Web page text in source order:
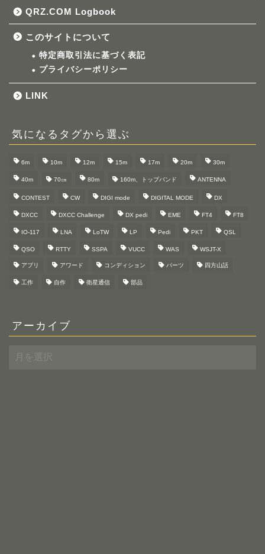
QRZ.COM Logbook
このサイトについて
特定商取引法に基づく表記
プライバシーポリシー
LINK
気になるタグから選ぶ
6m 10m 12m 15m 17m 20m 30m
40m 70㎝ 80m 160m、トップバンド ANTENNA
CONTEST CW DIGI mode DIGITAL MODE DX
DXCC DXCC Challenge DX pedi EME FT4 FT8
IO-117 LNA LoTW LP Pedi PKT QSL
QSO RTTY SSPA VUCC WAS WSJT-X
アプリ アワード コンディション パーツ 四方山話
工作 自作 衛星通信 部品
アーカイブ
ー